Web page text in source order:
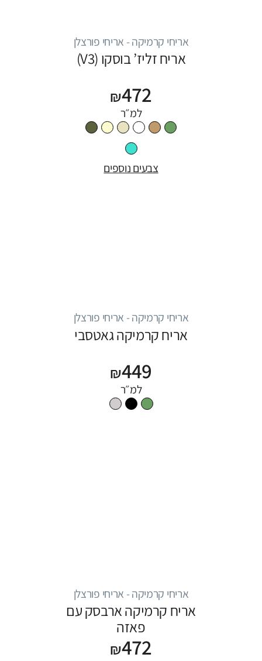
אריחי קרמיקה - אריחי פורצלן
אריח זליז’ בוסקו (V3)
₪472
למ״ר
צבעים נוספים
אריחי קרמיקה - אריחי פורצלן
אריח קרמיקה גאטסבי
₪449
למ״ר
אריחי קרמיקה - אריחי פורצלן
אריח קרמיקה ארבסק עם
פאזה
₪472